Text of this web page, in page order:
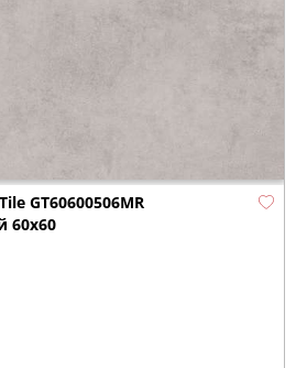
GT60600506MR
60x60